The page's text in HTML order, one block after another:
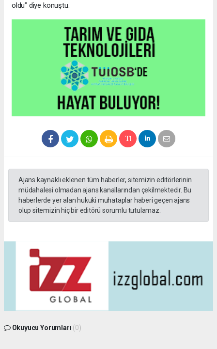
oldu” diye konuştu.
Ajans kaynaklı eklenen tüm haberler, sitemizin editörlerinin
müdahalesi olmadan ajans kanallarından çekilmektedir. Bu
haberlerde yer alan hukuki muhataplar haberi geçen ajans
olup sitemizin hiç bir editörü sorumlu tutulamaz.
Okuyucu Yorumları (0)